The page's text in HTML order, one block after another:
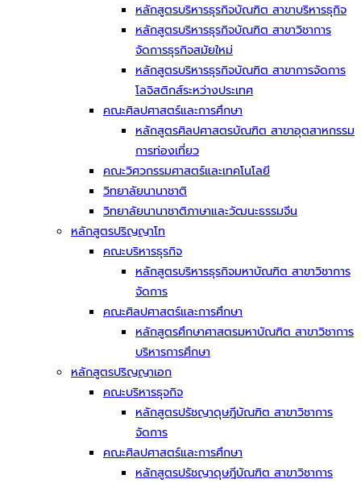
หลักสูตรบริหารธุรกิจบัณฑิต สาขาบริหารธุกิจ
หลักสูตรบริหารธุรกิจบัณฑิต สาขาวิชาการ
จัดการธุรกิจสมัยใหม่
หลักสูตรบริหารธุรกิจบัณฑิต สาขาการจัดการ
โลจิสติกส์ระหว่างประเทศ
คณะศิลปศาสตร์และการศึกษา
หลักสูตรศิลปศาสตรบัณฑิต สาขาอุตสาหกรรม
การท่องเที่ยว
คณะวิศวกรรมศาสตร์และเทคโนโลยี
วิทยาลัยนานาชาติ
วิทยาลัยนานาชาติภาษาและวัฒนะธรรมจีน
หลักสูตรปริญญาโท
คณะบริหารธุรกิจ
หลักสูตรบริหารธุรกิจมหาบัณฑิต สาขาวิชาการ
จัดการ
คณะศิลปศาสตร์และการศึกษา
หลักสูตรศึกษาศาสตรมหาบัณฑิต สาขาวิชาการ
บริหารการศึกษา
หลักสูตรปริญญาเอก
คณะบริหารธุจกิจ
หลักสูตรปรัชญาดุษฎีบัณฑิต สาขาวิชาการ
จัดการ
คณะศิลปศาสตร์และการศึกษา
หลักสูตรปรัชญาดุษฎีบัณฑิต สาขาวิชาการ